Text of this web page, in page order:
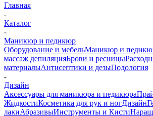
Главная
-
Каталог
-
Маникюр и педикюр
Оборудование и мебельМаникюр и
массаж депиляцияБрови и ресницы
материалыАнтисептики и дезыПодология
-
Дизайн
Аксессуары для маникюра и педикюра
ЖидкостиКосметика для рук и ногДизайн
лакиАбразивыИнструменты и Кисти